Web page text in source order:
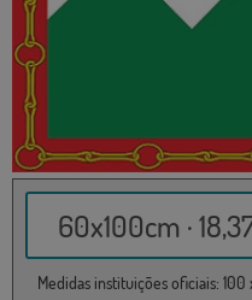
60x100cm ·
Medidas instituições oficiais: 100